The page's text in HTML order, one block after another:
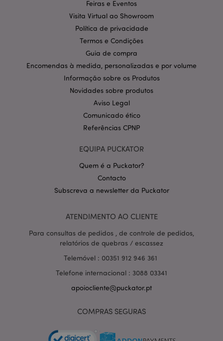
Feiras e Eventos
Visita Virtual ao Showroom
Política de privacidade
Termos e Condições
Guia de compra
Encomendas à medida, personalizadas e por volume
Informação sobre os Produtos
Novidades sobre produtos
Aviso Legal
Comunicado ético
Referências CPNP
EQUIPA PUCKATOR
Quem é a Puckator?
Contacto
Subscreva a newsletter da Puckator
ATENDIMENTO AO CLIENTE
Para consultas de pedidos , de controle de pedidos,
relatórios de quebras / escassez
Telemóvel : 00351 912 946 361
Telefone internacional : 3088 03341
apoiocliente@puckator.pt
COMPRAS SEGURAS
Segmentação
Funcionalidade
funcionalidades centrais do website, tais como login
de utilizador e gestão de conta. O sítio web não
estritamente necessários.
Provider /
Domínio
CookieScriptConsent
www.puckator.pt
.www.puckator.pt